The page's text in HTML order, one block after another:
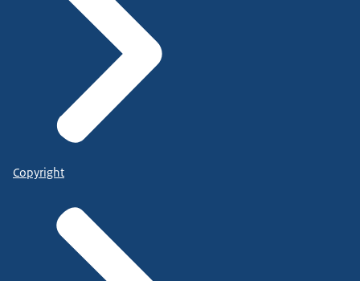
Copyright